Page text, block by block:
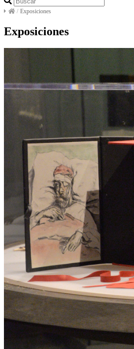
/ Exposiciones
Exposiciones